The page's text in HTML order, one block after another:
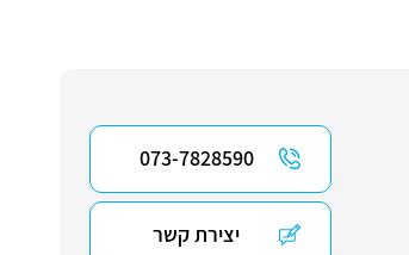
073-7828590
יצירת קשר